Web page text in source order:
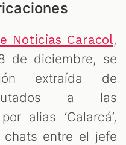
Noticias Caracol,
de diciembre, se
extraída de
a las
alias ‘Calarcá’,
chats entre el jefe